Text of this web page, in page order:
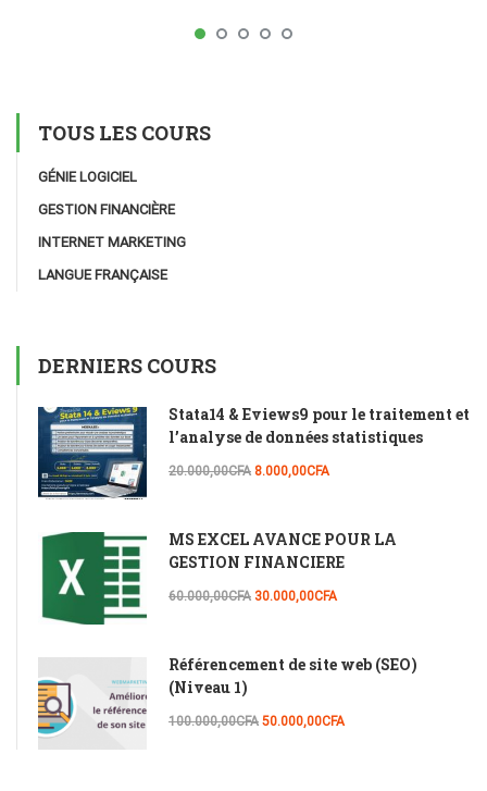
TOUS LES COURS
GÉNIE LOGICIEL
GESTION FINANCIÈRE
INTERNET MARKETING
LANGUE FRANÇAISE
DERNIERS COURS
Stata14 & Eviews9 pour le traitement et
l’analyse de données statistiques
20.000,00CFA 8.000,00CFA
MS EXCEL AVANCE POUR LA
GESTION FINANCIERE
60.000,00CFA 30.000,00CFA
Référencement de site web (SEO)
(Niveau 1)
100.000,00CFA 50.000,00CFA